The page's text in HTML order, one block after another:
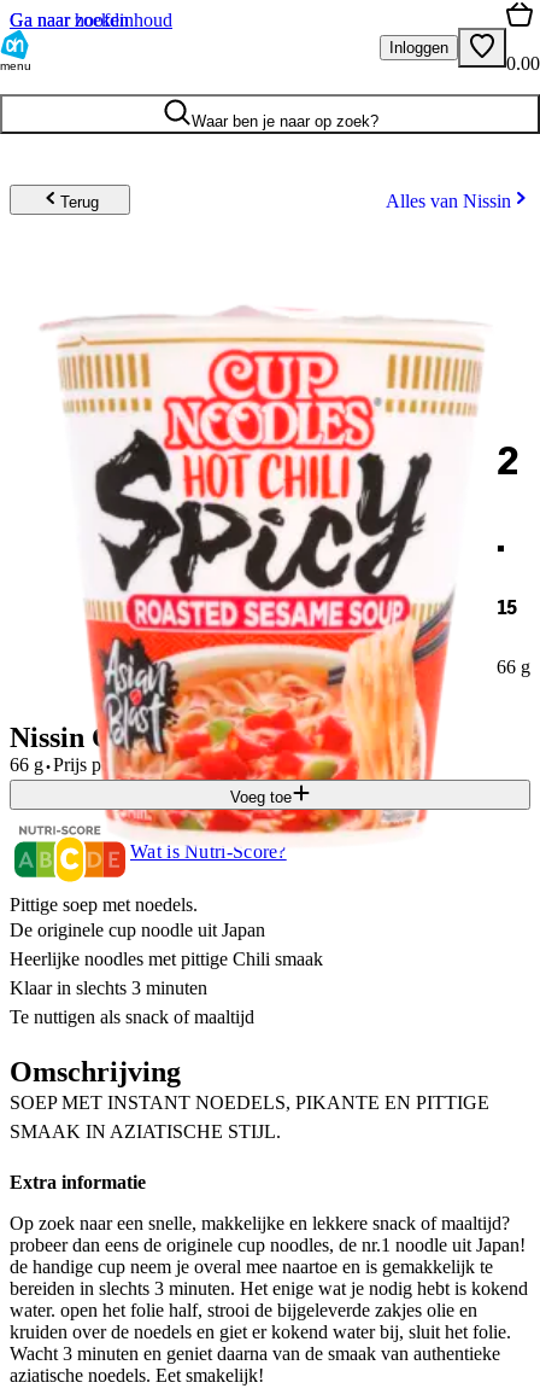
Ga naar hoofdinhoud
Ga naar zoeken
menu
Inloggen
0.00
Waar ben je naar op zoek?
Terug Alles van Nissin
2
.
15
66 g
Nissin Cup noodles hot chili spicy
66 g·Prijs per KG€32,58
Voeg toe
Wat is Nutri-Score?
Pittige soep met noedels.
De originele cup noodle uit Japan
Heerlijke noodles met pittige Chili smaak
Klaar in slechts 3 minuten
Te nuttigen als snack of maaltijd
Omschrijving
SOEP MET INSTANT NOEDELS, PIKANTE EN PITTIGE
SMAAK IN AZIATISCHE STIJL.
Extra informatie
Op zoek naar een snelle, makkelijke en lekkere snack of maaltijd?
probeer dan eens de originele cup noodles, de nr.1 noodle uit Japan!
de handige cup neem je overal mee naartoe en is gemakkelijk te
bereiden in slechts 3 minuten. Het enige wat je nodig hebt is kokend
water. open het folie half, strooi de bijgeleverde zakjes olie en
kruiden over de noedels en giet er kokend water bij, sluit het folie.
Wacht 3 minuten en geniet daarna van de smaak van authentieke
aziatische noedels. Eet smakelijk!